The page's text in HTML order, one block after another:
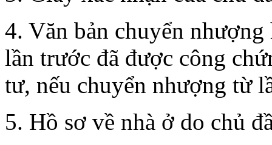
4. Văn bản chuyển
lần trước đã được công
tư, nếu chuyển nhượng từ
5. Hồ sơ về nhà ở do chủ